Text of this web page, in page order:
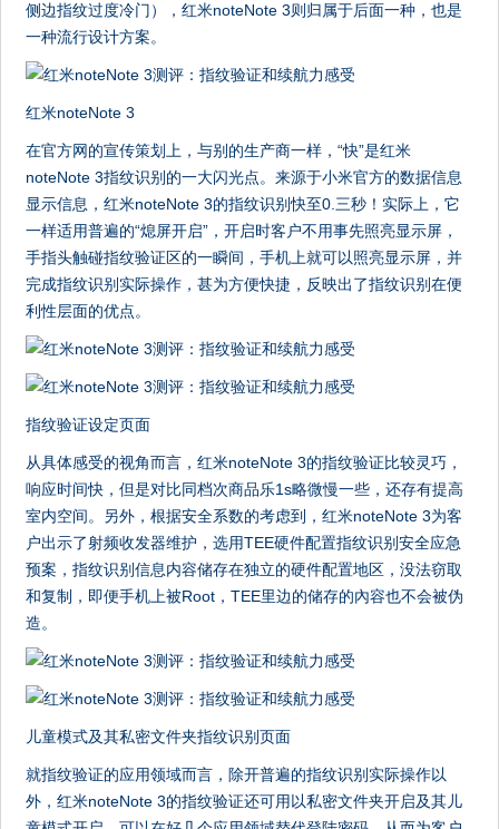
侧边指纹过度冷门），红米noteNote 3则归属于后面一种，也是
一种流行设计方案。
红米noteNote 3
在官方网的宣传策划上，与别的生产商一样，“快”是红米
noteNote 3指纹识别的一大闪光点。来源于小米官方的数据信息
显示信息，红米noteNote 3的指纹识别快至0.三秒！实际上，它
一样适用普遍的“熄屏开启”，开启时客户不用事先照亮显示屏，
手指头触碰指纹验证区的一瞬间，手机上就可以照亮显示屏，并
完成指纹识别实际操作，甚为方便快捷，反映出了指纹识别在便
利性层面的优点。
指纹验证设定页面
从具体感受的视角而言，红米noteNote 3的指纹验证比较灵巧，
响应时间快，但是对比同档次商品乐1s略微慢一些，还存有提高
室内空间。另外，根据安全系数的考虑到，红米noteNote 3为客
户出示了射频收发器维护，选用TEE硬件配置指纹识别安全应急
预案，指纹识别信息内容储存在独立的硬件配置地区，没法窃取
和复制，即便手机上被Root，TEE里边的储存的內容也不会被伪
造。
儿童模式及其私密文件夹指纹识别页面
就指纹验证的应用领域而言，除开普遍的指纹识别实际操作以
外，红米noteNote 3的指纹验证还可用以私密文件夹开启及其儿